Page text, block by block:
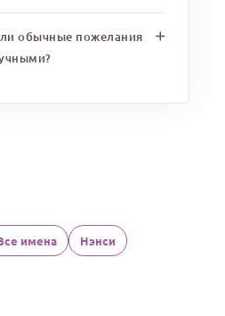
обычные пожелания
имена Нэнси